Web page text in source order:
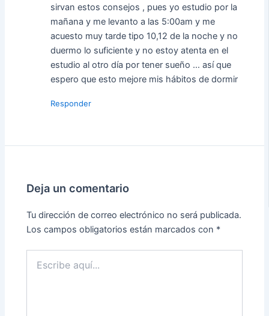
sirvan estos consejos , pues yo estudio por la
mañana y me levanto a las 5:00am y me
acuesto muy tarde tipo 10,12 de la noche y no
duermo lo suficiente y no estoy atenta en el
estudio al otro día por tener sueño … así que
espero que esto mejore mis hábitos de dormir
Responder
Deja un comentario
Tu dirección de correo electrónico no será publicada.
Los campos obligatorios están marcados con *
aquí...